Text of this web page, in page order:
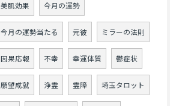
美肌効果 今月の運勢
今月の運勢当たる 元彼 ミラーの法則
因果応報 不幸 幸運体質 鬱症状
願望成就 浄霊 霊障 埼玉タロット